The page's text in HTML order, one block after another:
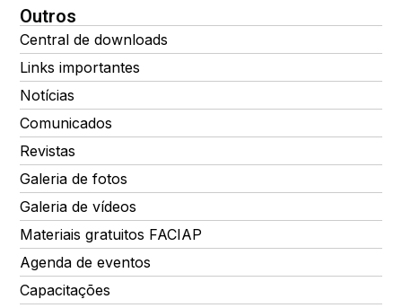
Outros
Central de downloads
Links importantes
Notícias
Comunicados
Revistas
Galeria de fotos
Galeria de vídeos
Materiais gratuitos FACIAP
Agenda de eventos
Capacitações